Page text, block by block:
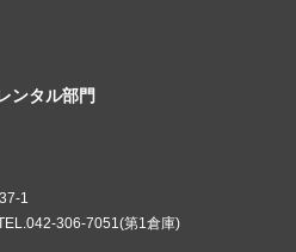
ンタル部門
1
306-7051(第1倉庫)